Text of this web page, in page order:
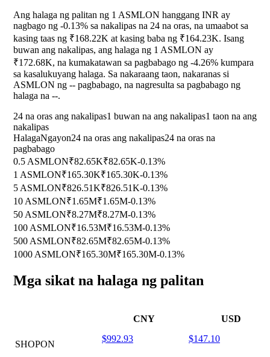
Ang halaga ng palitan ng 1 ASMLON hanggang INR ay
nagbago ng -0.13% sa nakalipas na 24 na oras, na umaabot sa
kasing taas ng ₹168.22K at kasing baba ng ₹164.23K. Isang
buwan ang nakalipas, ang halaga ng 1 ASMLON ay
₹172.68K, na kumakatawan sa pagbabago ng -4.26% kumpara
sa kasalukuyang halaga. Sa nakaraang taon, nakaranas si
ASMLON ng -- pagbabago, na nagresulta sa pagbabago ng
halaga na --.
24 na oras ang nakalipas1 buwan na ang nakalipas1 taon na ang
nakalipas
HalagaNgayon24 na oras ang nakalipas24 na oras na
pagbabago
0.5 ASMLON₹82.65K₹82.65K-0.13%
1 ASMLON₹165.30K₹165.30K-0.13%
5 ASMLON₹826.51K₹826.51K-0.13%
10 ASMLON₹1.65M₹1.65M-0.13%
50 ASMLON₹8.27M₹8.27M-0.13%
100 ASMLON₹16.53M₹16.53M-0.13%
500 ASMLON₹82.65M₹82.65M-0.13%
1000 ASMLON₹165.30M₹165.30M-0.13%
Mga sikat na halaga ng palitan
CNY USD
SHOPON
$992.93 $147.10